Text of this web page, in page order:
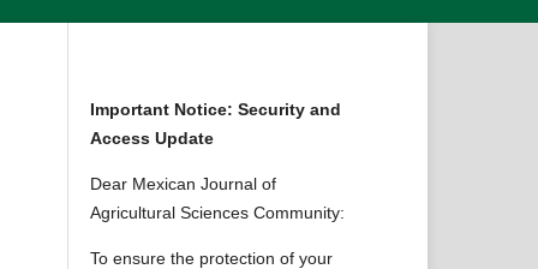
Important Notice: Security and
Access Update
Dear Mexican Journal of
Agricultural Sciences Community:
To ensure the protection of your